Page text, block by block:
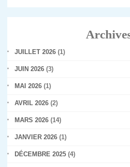
JUILLET 2026 (1)
JUIN 2026 (3)
MAI 2026 (1)
AVRIL 2026 (2)
MARS 2026 (14)
JANVIER 2026 (1)
DÉCEMBRE 2025 (4)